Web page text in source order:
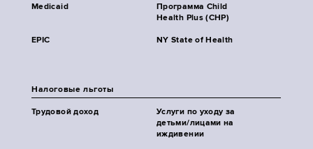
Medicaid
Программа Child
Health Plus (CHP)
EPIC NY State of Health
Налоговые льготы
Трудовой доход
Услуги по уходу за
детьми/лицами на
иждивении